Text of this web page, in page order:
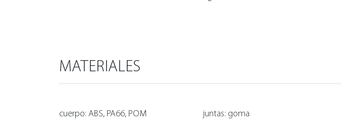
MATERIALES
cuerpo: ABS, PA66, POM juntas: goma